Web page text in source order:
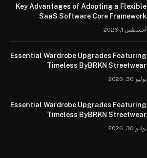
Key Advantages of Adopting a Flexible
SaaS Software Core Framework
أغسطس 1, 2026
Essential Wardrobe Upgrades Featuring
Timeless ByBRKN Streetwear
يوليو 30, 2026
Essential Wardrobe Upgrades Featuring
Timeless ByBRKN Streetwear
يوليو 30, 2026